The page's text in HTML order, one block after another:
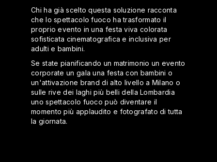
Chi ha già scelto questa soluzione racconta
che lo spettacolo fuoco ha trasformato il
proprio evento in una festa viva colorata
sofisticata cinematografica e inclusiva per
adulti e bambini.
Se state pianificando un matrimonio un evento
corporate un gala una festa con bambini o
un'attivazione brand di alto livello a Milano o
sulle rive dei laghi più belli della Lombardia
uno spettacolo fuoco può diventare il
momento più applaudito e fotografato di tutta
la giornata.